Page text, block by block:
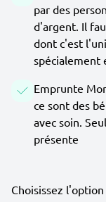
par des
d'argent. Il
dont c'est
spécialement
Emprunte
ce sont des
avec soin.
présente
Choisissez